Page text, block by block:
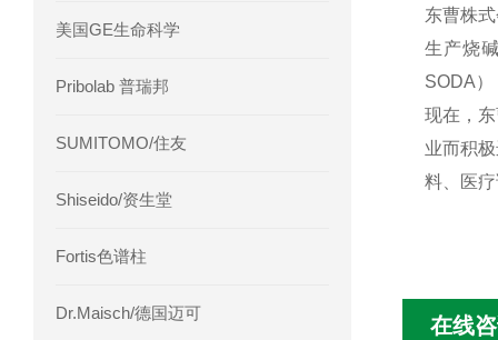
美国GE生命科学
Pribolab 普瑞邦
SUMITOMO/住友
Shiseido/资生堂
Fortis色谱柱
Dr.Maisch/德国迈可
东曹株
生产烧
SODA
现在，
业而积
料、医
在线